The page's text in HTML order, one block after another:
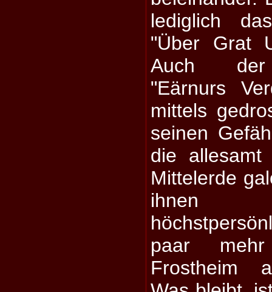
lediglich
"Über Grat
Auch der
"Eärnurs
mittels
seinen
die
Mittelerde
ihnen
paar
Frostheim